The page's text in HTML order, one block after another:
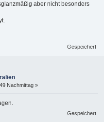
aber nicht besonders
Gespeichert
Nachmittag »
Gespeichert